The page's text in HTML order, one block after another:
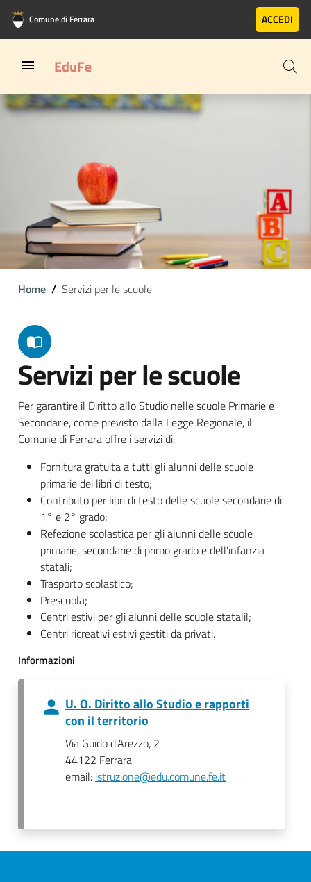
Vai al contenuto principale
Vai al footer
Comune di Ferrara ACCEDI
EduFe
Home Servizi per le scuole
Servizi per le scuole
Per garantire il Diritto allo Studio nelle scuole Primarie e
Secondarie, come previsto dalla Legge Regionale, il
Comune di Ferrara offre i servizi di:
Fornitura gratuita a tutti gli alunni delle scuole
primarie dei libri di testo;
Contributo per libri di testo delle scuole secondarie di
1° e 2° grado;
Refezione scolastica per gli alunni delle scuole
primarie, secondarie di primo grado e dell’infanzia
statali;
Trasporto scolastico;
Prescuola;
Centri estivi per gli alunni delle scuole statalil;
Centri ricreativi estivi gestiti da privati.
Informazioni
U. O. Diritto allo Studio e rapporti
con il territorio
Via Guido d'Arezzo, 2
44122 Ferrara
email: istruzione@edu.comune.fe.it